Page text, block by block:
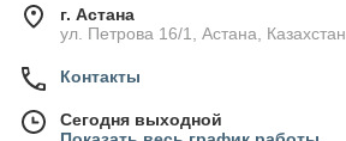
г. Астана
ул. Петрова 16/1, Астана, Казахстан
Контакты
Сегодня выходной